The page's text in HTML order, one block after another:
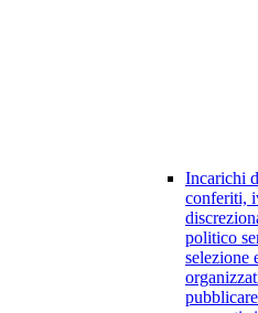
Incarichi
conferiti,
politico
selezione